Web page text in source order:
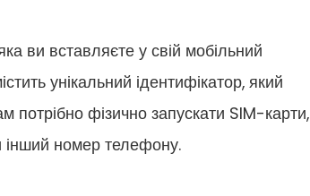
ви вставляєте у свій мобільний
унікальний ідентифікатор, який
потрібно фізично запускати SIM-карти,
інший номер телефону.